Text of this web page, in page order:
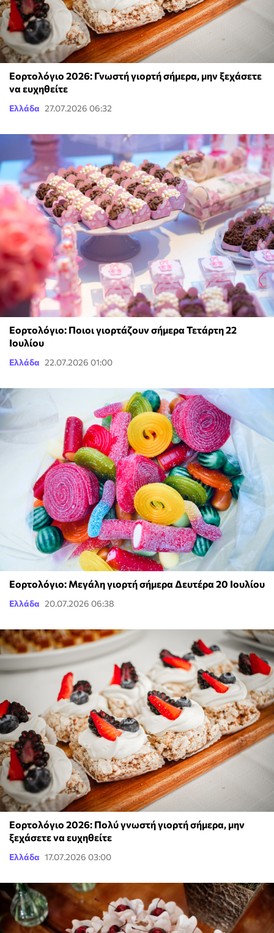
Εορτολόγιο 2026: Γνωστή γιορτή σήμερα, μην ξεχάσετε
να ευχηθείτε
Ελλάδα 27.07.2026 06:32
Εορτολόγιο: Ποιοι γιορτάζουν σήμερα Τετάρτη 22
Ιουλίου
Ελλάδα 22.07.2026 01:00
Εορτολόγιο: Μεγάλη γιορτή σήμερα Δευτέρα 20 Ιουλίου
Ελλάδα 20.07.2026 06:38
Εορτολόγιο 2026: Πολύ γνωστή γιορτή σήμερα, μην
ξεχάσετε να ευχηθείτε
Ελλάδα 17.07.2026 03:00